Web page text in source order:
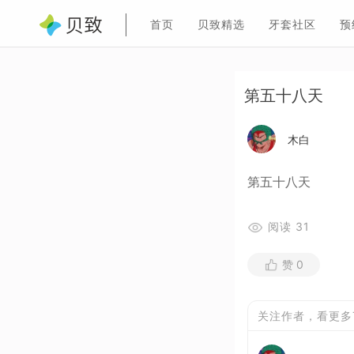
首页 贝致精选 牙套社区 预
第五十八天
木白
第五十八天
阅读 31
赞 0
关注作者，看更